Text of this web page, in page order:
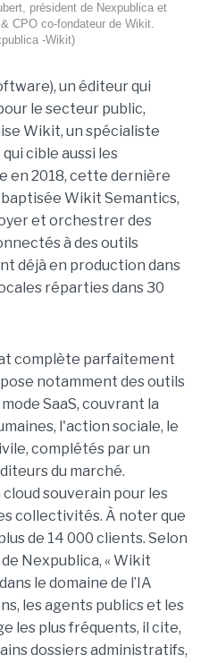
président de Nexpublica et
CPO co-fondateur de Wikit.
-Wikit)
un éditeur qui
le secteur public,
Wikit, un spécialiste
cible aussi les
en 2018, cette dernière
Wikit Semantics,
et orchestrer des
à des outils
déjà en production dans
réparties dans 30
complète parfaitement
notamment des outils
SaaS, couvrant la
l'action sociale, le
complétés par un
du marché.
souverain pour les
collectivités. À noter que
de 14 000 clients. Selon
Nexpublica, « Wikit
le domaine de l’IA
les agents publics et les
les plus fréquents, il cite,
dossiers administratifs,